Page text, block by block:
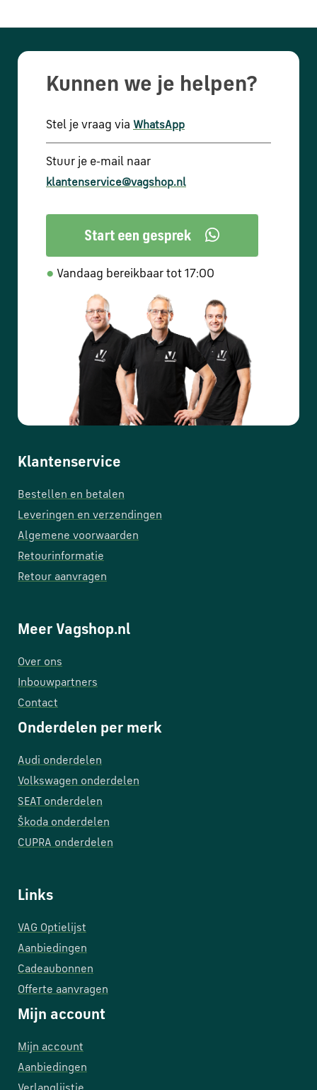
Kunnen we je helpen?
Stel je vraag via WhatsApp
Stuur je e-mail naar
klantenservice@vagshop.nl
● Vandaag bereikbaar tot 17:00
Klantenservice
Bestellen en betalen
Leveringen en verzendingen
Algemene voorwaarden
Retourinformatie
Retour aanvragen
Meer Vagshop.nl
Over ons
Inbouwpartners
Contact
Onderdelen per merk
Audi onderdelen
Volkswagen onderdelen
SEAT onderdelen
Škoda onderdelen
CUPRA onderdelen
Links
VAG Optielijst
Aanbiedingen
Cadeaubonnen
Offerte aanvragen
Mijn account
Mijn account
Aanbiedingen